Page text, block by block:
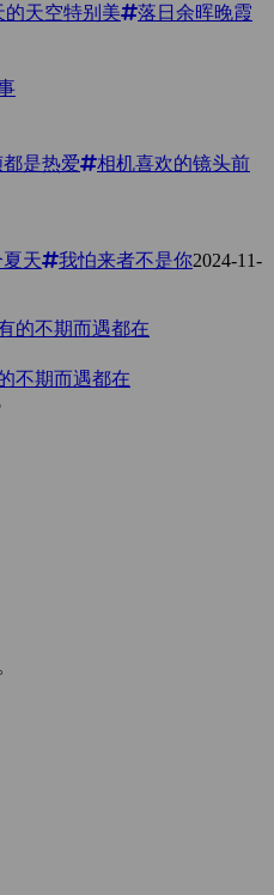
的天空特别美
落日余晖晚霞
是热爱
相机喜欢的镜头前
天 我怕来者不是你2024-11-
不期而遇都在